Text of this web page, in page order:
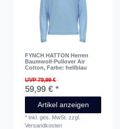
FYNCH HATTON Herren
Baumwoll-Pullover Air
Cotton, Farbe: hellblau
UVP 79,99 €
59,99 € *
Artikel anzeigen
*inkl. ges. MwSt. zzgl.
Versandkosten